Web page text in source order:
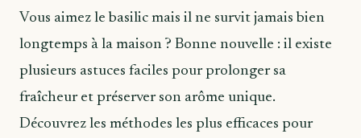
Vous aimez le basilic mais il ne survit jamais bien
longtemps à la maison ? Bonne nouvelle : il existe
plusieurs astuces faciles pour prolonger sa
fraîcheur et préserver son arôme unique.
Découvrez les méthodes les plus efficaces pour